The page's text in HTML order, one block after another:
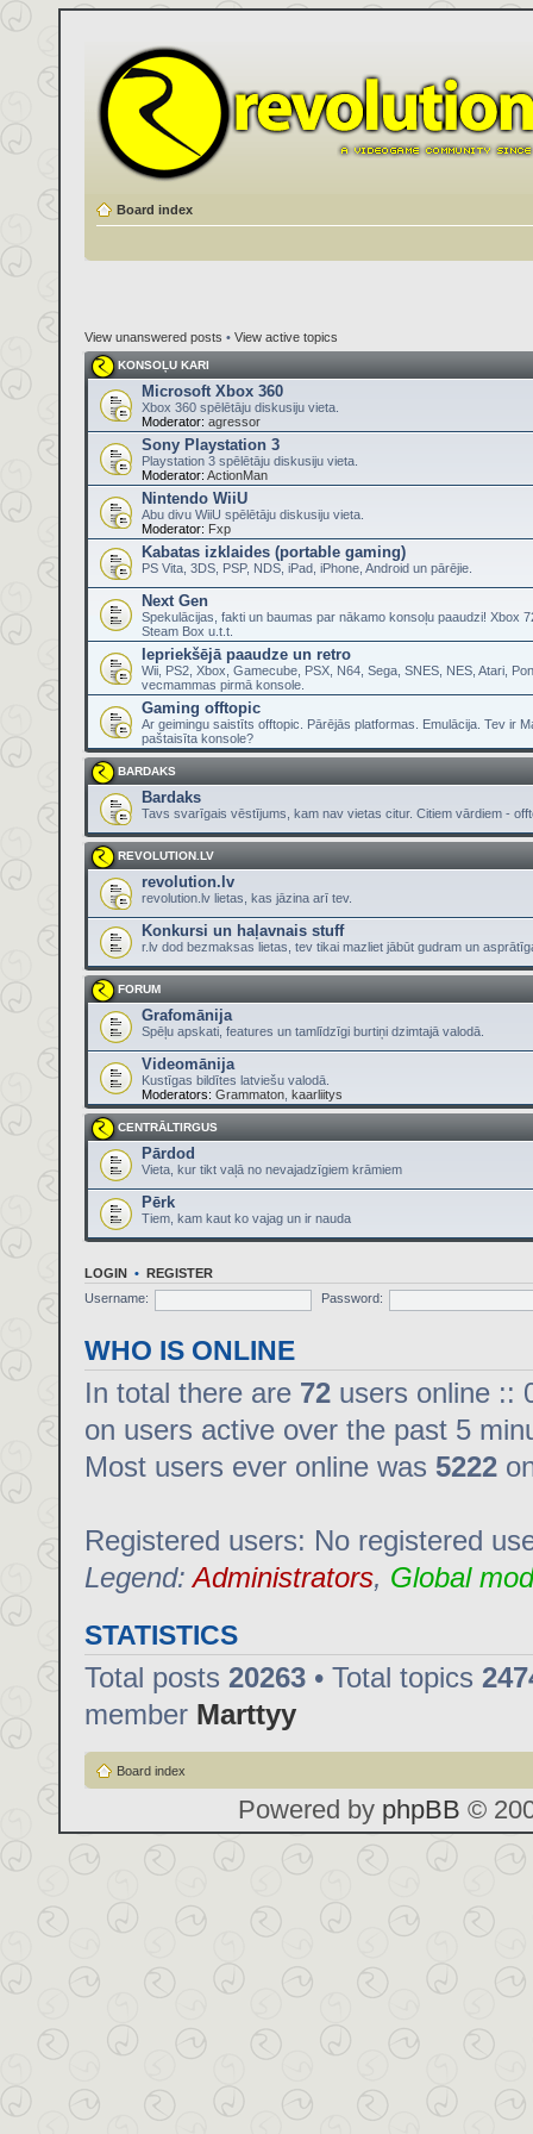
Board index
View unanswered posts • View active topics
KONSOĻU KARI
Microsoft Xbox 360
Xbox 360 spēlētāju diskusiju vieta.
Moderator: agressor
Sony Playstation 3
Playstation 3 spēlētāju diskusiju vieta.
Moderator: ActionMan
Nintendo WiiU
Abu divu WiiU spēlētāju diskusiju vieta.
Moderator: Fxp
Kabatas izklaides (portable gaming)
PS Vita, 3DS, PSP, NDS, iPad, iPhone, Android un pārējie.
Next Gen
Spekulācijas, fakti un baumas par nākamo konsoļu paaudzi! Xbox
Steam Box u.t.t.
Iepriekšējā paaudze un retro
Wii, PS2, Xbox, Gamecube, PSX, N64, Sega, SNES, NES, Atari,
vecmammas pirmā konsole.
Gaming offtopic
Ar geimingu saistīts offtopic. Pārējās platformas. Emulācija. Tev ir
paštaisīta konsole?
BARDAKS
Bardaks
Tavs svarīgais vēstījums, kam nav vietas citur. Citiem vārdiem -
REVOLUTION.LV
revolution.lv
revolution.lv lietas, kas jāzina arī tev.
Konkursi un haļavnais stuff
r.lv dod bezmaksas lietas, tev tikai mazliet jābūt gudram un
FORUM
Grafomānija
Spēļu apskati, features un tamlīdzīgi burtiņi dzimtajā valodā.
Videomānija
Kustīgas bildītes latviešu valodā.
Moderators: Grammaton kaarliitys
CENTRĀLTIRGUS
Pārdod
Vieta, kur tikt vaļā no nevajadzīgiem krāmiem
Pērk
Tiem, kam kaut ko vajag un ir nauda
LOGIN • REGISTER
Username:
Password:
WHO IS ONLINE
In total there are 72 users online ::
on users active over the past 5
Most users ever online was 5222
Registered users: No registered
Legend:Administrators, Global
STATISTICS
Total posts 20263 • Total topics
member Marttyy
Board index
Powered by phpBB ©